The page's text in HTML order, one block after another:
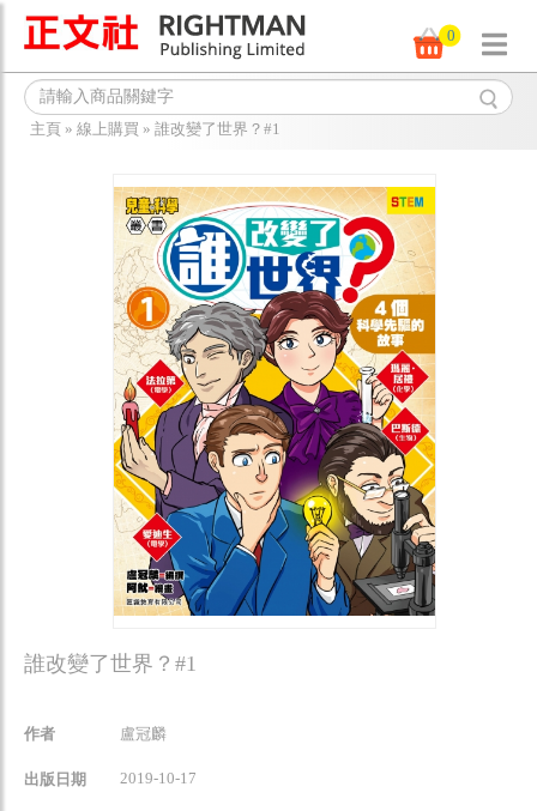
0
主頁 » 線上購買 » 誰改變了世界？#1
誰改變了世界？#1
作者 盧冠麟
出版日期 2019-10-17